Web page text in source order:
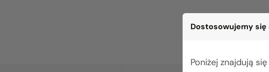
Dostosowujemy
Poniżej znajdują